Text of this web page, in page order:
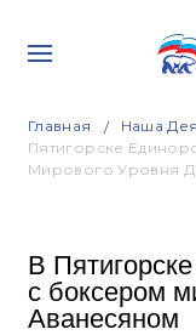
Главная Наша
Пятигорске
Мирового Уровня
В
с боксером
Аванесяном